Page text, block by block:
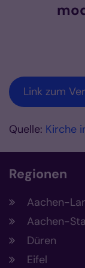
Link zum
Quelle: Kirche
Regionen
Aachen-
Aachen-
Düren
Eifel